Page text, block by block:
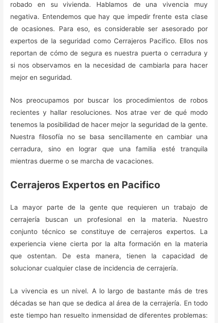
robado en su vivienda. Hablamos de una vivencia muy
negativa. Entendemos que hay que impedir frente esta clase
de ocasiones. Para eso, es considerable ser asesorado por
expertos de la seguridad como Cerrajeros Pacifico. Ellos nos
reportan de cómo de segura es nuestra puerta o cerradura y
si nos observamos en la necesidad de cambiarla para hacer
mejor en seguridad.
Nos preocupamos por buscar los procedimientos de robos
recientes y hallar resoluciones. Nos atrae ver de qué modo
tenemos la posibilidad de hacer mejor la seguridad de la gente.
Nuestra filosofía no se basa sencillamente en cambiar una
cerradura, sino en lograr que una familia esté tranquila
mientras duerme o se marcha de vacaciones.
Cerrajeros Expertos en Pacifico
La mayor parte de la gente que requieren un trabajo de
cerrajería buscan un profesional en la materia. Nuestro
conjunto técnico se constituye de cerrajeros expertos. La
experiencia viene cierta por la alta formación en la materia
que ostentan. De esta manera, tienen la capacidad de
solucionar cualquier clase de incidencia de cerrajería.
La vivencia es un nivel. A lo largo de bastante más de tres
décadas se han que se dedica al área de la cerrajería. En todo
este tiempo han resuelto inmensidad de diferentes problemas: